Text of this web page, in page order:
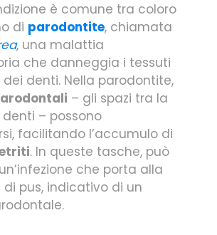
è comune tra coloro
di parodontite, chiamata
, una malattia
che danneggia i tessuti
denti. Nella parodontite,
– gli spazi tra la
– possono
facilitando l’accumulo di
. In queste tasche, può
che porta alla
pus, indicativo di un